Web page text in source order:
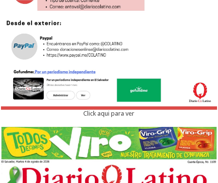
Click aqui para ver